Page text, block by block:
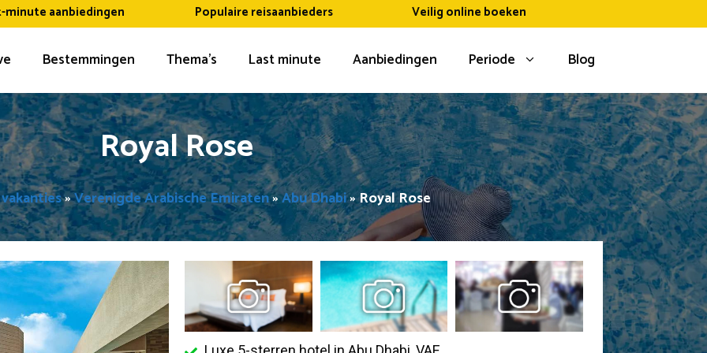
minute aanbiedingen Populaire reisaanbieders Veilig online boeken
Bestemmingen Thema’s Last minute Aanbiedingen Periode Blog
Royal Rose
»Verenigde Arabische Emiraten»Abu Dhabi»Royal Rose